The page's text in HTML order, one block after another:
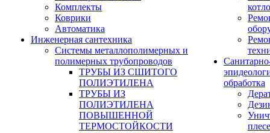
Комплекты
Коврики
Автоматика
Инженерная сантехника
Системы металлополимерных и
полимерных трубопроводов
ТРУБЫ ИЗ СШИТОГО
ПОЛИЭТИЛЕНА
ТРУБЫ ИЗ
ПОЛИЭТИЛЕНА
ПОВЫШЕННОЙ
ТЕРМОСТОЙКОСТИ
обработка